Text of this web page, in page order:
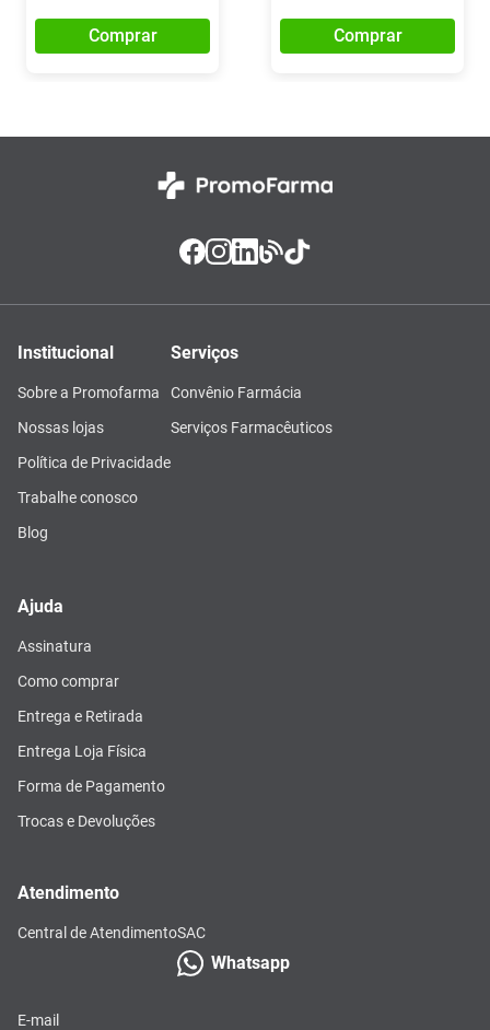
Comprar Comprar
Institucional
Sobre a Promofarma
Nossas lojas
Política de Privacidade
Trabalhe conosco
Blog
Serviços
Convênio Farmácia
Serviços Farmacêuticos
Ajuda
Assinatura
Como comprar
Entrega e Retirada
Entrega Loja Física
Forma de Pagamento
Trocas e Devoluções
Atendimento
Central de AtendimentoSAC
Whatsapp
E-mail